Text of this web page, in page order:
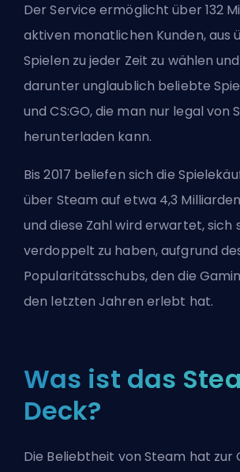
Der Service ermöglicht über 132
aktiven monatlichen Kunden, aus
Spielen zu jeder Zeit zu wählen
darunter unglaublich beliebte
und CS:GO, die man nur legal von
herunterladen kann.
Bis 2017 beliefen sich die
über Steam auf etwa 4,3
und diese Zahl wird erwartet, sich
verdoppelt zu haben, aufgrund
Popularitätsschubs, den die
den letzten Jahren erlebt hat.
Was ist das
Deck?
Die Beliebtheit von Steam hat zur